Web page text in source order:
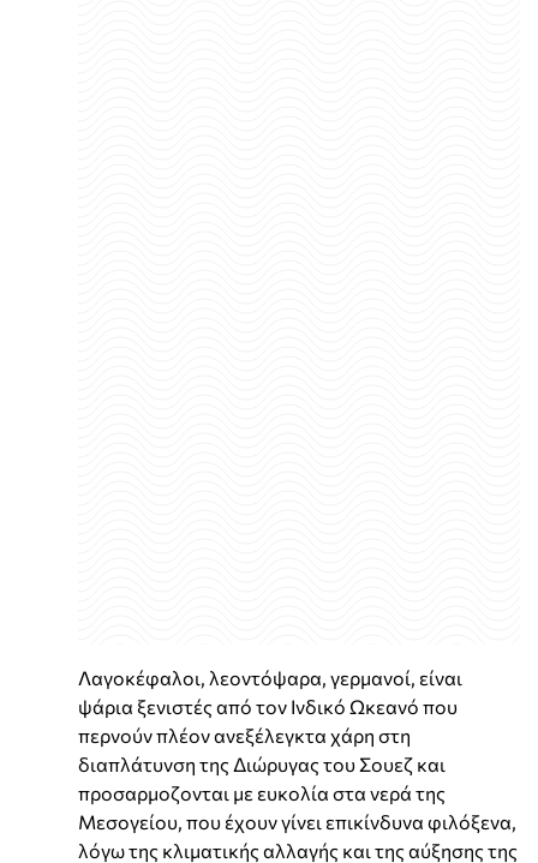
Λαγοκέφαλοι, λεοντόψαρα, γερμανοί, είναι
ψάρια ξενιστές από τον Ινδικό Ωκεανό που
περνούν πλέον ανεξέλεγκτα χάρη στη
διαπλάτυνση της Διώρυγας του Σουεζ και
προσαρμοζονται με ευκολία στα νερά της
Μεσογείου, που έχουν γίνει επικίνδυνα φιλόξενα,
λόγω της κλιματικής αλλαγής και της αύξησης της